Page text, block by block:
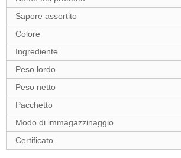
Sapore assortito
Colore
Ingrediente
Peso lordo
Peso netto
Pacchetto
Modo di immagazzinaggio
Certificato